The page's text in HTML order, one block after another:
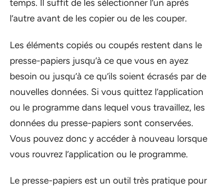
temps. Il suffit de les sélectionner l’un après
l’autre avant de les copier ou de les couper.
Les éléments copiés ou coupés restent dans le
presse-papiers jusqu’à ce que vous en ayez
besoin ou jusqu’à ce qu’ils soient écrasés par de
nouvelles données. Si vous quittez l’application
ou le programme dans lequel vous travaillez, les
données du presse-papiers sont conservées.
Vous pouvez donc y accéder à nouveau lorsque
vous rouvrez l’application ou le programme.
Le presse-papiers est un outil très pratique pour